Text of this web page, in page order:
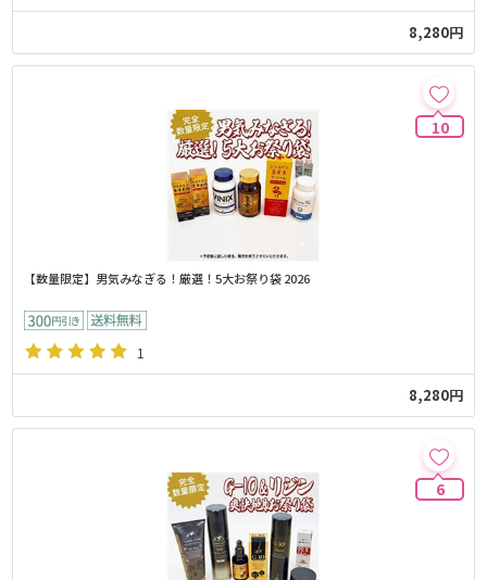
8,280円
10
【数量限定】男気みなぎる！厳選！5大お祭り袋 2026
1
8,280円
6